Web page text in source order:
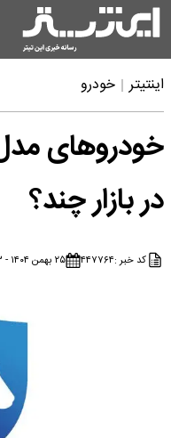
اینتیتر خودرو
در بازار چند؟
کد خبر :۴۴۷۷۶۴ ۲۵ بهمن ۱۴۰۴ - ۲۰:۳۳